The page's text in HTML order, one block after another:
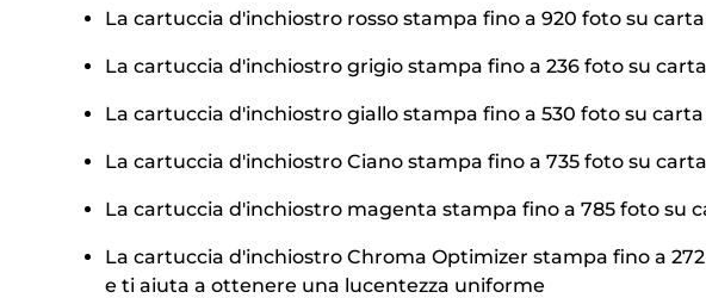
La cartuccia d'inchiostro rosso stampa fino a 920 foto su
La cartuccia d'inchiostro grigio stampa fino a 236 foto su
La cartuccia d'inchiostro giallo stampa fino a 530 foto su
La cartuccia d'inchiostro Ciano stampa fino a 735 foto su
La cartuccia d'inchiostro magenta stampa fino a 785 foto su
La cartuccia d'inchiostro Chroma Optimizer stampa fino a
e ti aiuta a ottenere una lucentezza uniforme